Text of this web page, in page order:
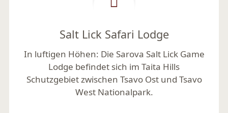
Salt Lick Safari Lodge
In luftigen Höhen: Die Sarova Salt Lick Game
Lodge befindet sich im Taita Hills
Schutzgebiet zwischen Tsavo Ost und Tsavo
West Nationalpark.